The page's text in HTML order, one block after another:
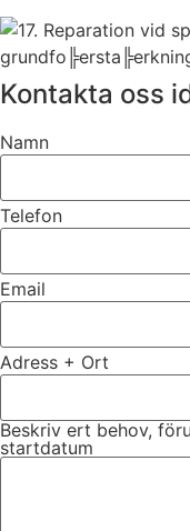
Kontakta oss
Namn
Telefon
Email
Adress + Ort
Beskriv ert behov,
startdatum